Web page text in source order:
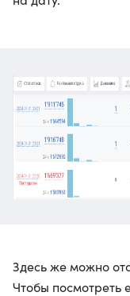
Здесь же можно
Чтобы посмотреть